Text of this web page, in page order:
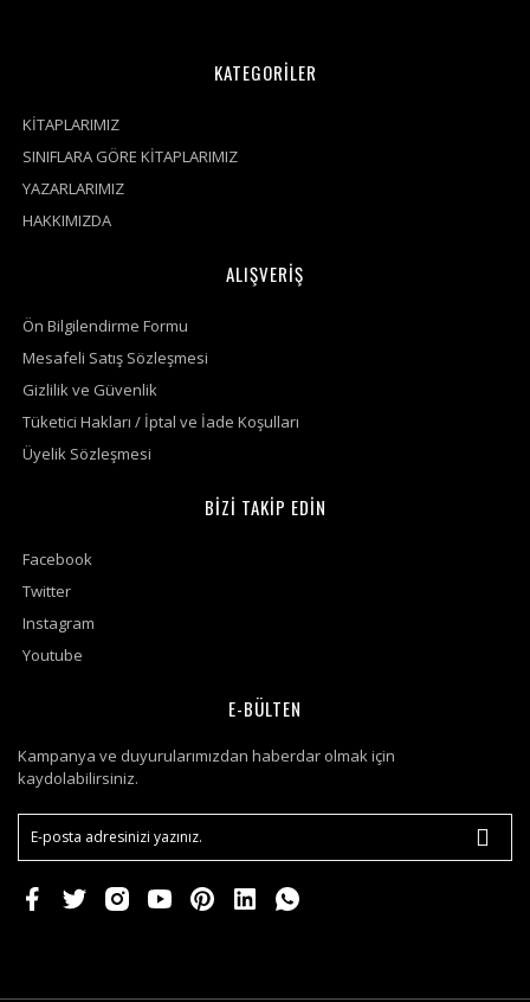
KATEGORİLER
KİTAPLARIMIZ
SINIFLARA GÖRE KİTAPLARIMIZ
YAZARLARIMIZ
HAKKIMIZDA
ALIŞVERİŞ
Ön Bilgilendirme Formu
Mesafeli Satış Sözleşmesi
Gizlilik ve Güvenlik
Tüketici Hakları / İptal ve İade Koşulları
Üyelik Sözleşmesi
BİZİ TAKİP EDİN
Facebook
Twitter
Instagram
Youtube
E-BÜLTEN
Kampanya ve duyurularımızdan haberdar olmak için
kaydolabilirsiniz.